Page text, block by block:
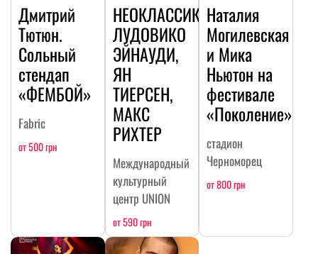
Дмитрий
Тютюн.
Сольный
стендап
«ФЕМБОЙ»
Fabric
от 500 грн
НЕОКЛАССИКА:
ЛУДОВИКО
ЭЙНАУДИ,
ЯН
ТИЕРСЕН,
МАКС
РИХТЕР
Международный
культурный
центр UNION
от 590 грн
Наталия
Могилевская
и Мика
Ньютон на
фестивале
«Поколение»
стадион
Черноморец
от 800 грн